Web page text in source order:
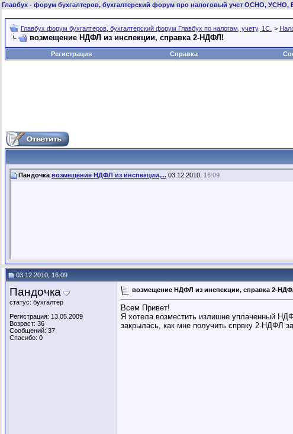
Главбух - форум бухгалтеров, бухгалтерский форум про налоговый учет ОСНО,
Главбух форум бухгалтеров, бухгалтерский форум Главбух по налогам, учету, 1С. >
возмещение НДФЛ из инспекции, справка 2-НДФЛ!
Регистрация
Справка
Пандочка возмещение НДФЛ из инспекции,... 03.12.2010, 16:09
03.12.2010, 16:09
Пандочка
статус: бухгалтер
Регистрация: 13.05.2009
Возраст: 36
Сообщений: 37
Спасибо: 0
возмещение НДФЛ из инспекции, справка 2-
Всем Привет!
Я хотела возместить излишне уплаченный
закрылась, как мне получить спрвку 2-НДФЛ